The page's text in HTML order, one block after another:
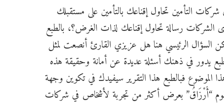
التأمين تحاول إقناعك بالتأمين على مستقبلك
رسالة تحاول إقناعك لذات الغرض؟، بالطبع
السؤال الرئيسي هنا هل عزيزي القارئ أنصعت لمثل
يدور في ذهنك أسئلة عديدة عن أمانة وحقيقة هذه
فبالطبع هذا التقرير سيفيدك في تكوين وجهة
“أَرْزَاقُ” بعرض أكثر من تجربة لأشخاص في شركات